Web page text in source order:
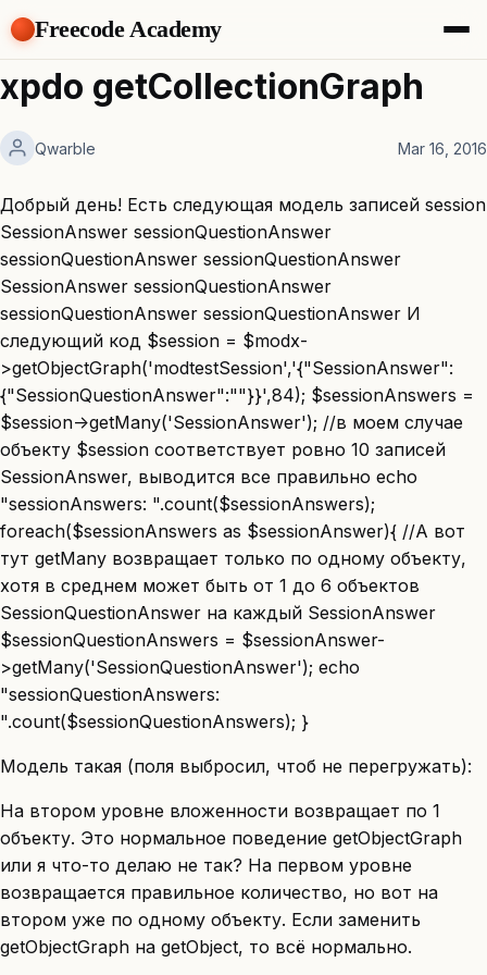
Freecode Academy
Members
Offers
Tasks
Topics
Get Access
xpdo getCollectionGraph
Qwarble Mar 16, 2016
Добрый день! Есть следующая модель записей session
SessionAnswer sessionQuestionAnswer
sessionQuestionAnswer sessionQuestionAnswer
SessionAnswer sessionQuestionAnswer
sessionQuestionAnswer sessionQuestionAnswer И
следующий код $session = $modx-
>getObjectGraph('modtestSession','{"SessionAnswer":
{"SessionQuestionAnswer":""}}',84); $sessionAnswers =
$session->getMany('SessionAnswer'); //в моем случае
объекту $session соответствует ровно 10 записей
SessionAnswer, выводится все правильно echo
"sessionAnswers: ".count($sessionAnswers);
foreach($sessionAnswers as $sessionAnswer){ //А вот
тут getMany возвращает только по одному объекту,
хотя в среднем может быть от 1 до 6 объектов
SessionQuestionAnswer на каждый SessionAnswer
$sessionQuestionAnswers = $sessionAnswer-
>getMany('SessionQuestionAnswer'); echo
"sessionQuestionAnswers:
".count($sessionQuestionAnswers); }
Модель такая (поля выбросил, чтоб не перегружать):
На втором уровне вложенности возвращает по 1
объекту. Это нормальное поведение getObjectGraph
или я что-то делаю не так? На первом уровне
возвращается правильное количество, но вот на
втором уже по одному объекту. Если заменить
getObjectGraph на getObject, то всё нормально.